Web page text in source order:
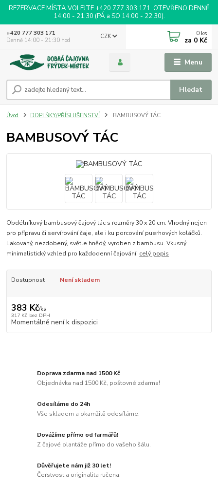
REZERVACE MÍSTA VOLEJTE +420 777 303 171. OTEVŘENO DENNĚ
14:00 - 21:30 (PÁ a SO 14:00 - 22:30).
Menu
CZK
Hledat
+420 777 303 171
Denně 14:00 - 21:30 hod
0 ks
za 0 Kč
Úvod DOPLŇKY/PŘÍSLUŠENSTVÍ BAMBUSOVÝ TÁC
BAMBUSOVÝ TÁC
Obdélníkový bambusový čajový tác s rozměry 30 x 20 cm. Vhodný nejen
pro přípravu či servírování čaje, ale i ku porcování puerhových koláčků.
Lakovaný, nezdobený, světle hnědý, vyroben z bambusu. Vkusný
minimalistický vzhled pro každodenní čajování. celý popis
Dostupnost Není skladem
383 Kč/ks
317 Kč bez DPH
Momentálně není k dispozici
Doprava zdarma nad 1500 Kč
Objednávka nad 1500 Kč, poštovné zdarma!
Odesíláme do 24h
Vše skladem a okamžitě odesíláme.
Dovážíme přímo od farmářů!
Z čajové plantáže přímo do vašeho šálu.
Důvěřujete nám již 30 let!
Čerstvost a originalita ručena.